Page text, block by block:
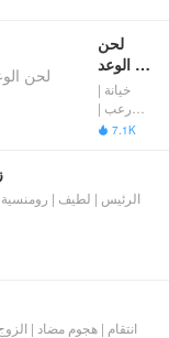
لحن
الوعد
الأخير
(الموسم
الثاني)
قبل ان
يقال.....
خيانة |
رعب |
رواية
 7.1K
الرئيس | لطيف | رومنسية
انتقام | هجوم مضاد |